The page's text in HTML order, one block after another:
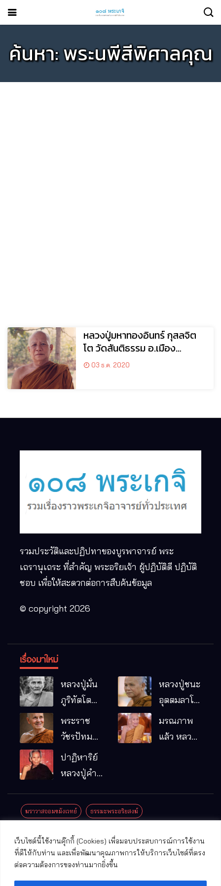
เว็บไซต์นี้ใช้งานคุ๊กกี้ (Cookies) เพื่อมอบประสบการณ์การใช้งาน
ที่ดีให้กับท่าน และเพื่อพัฒนาคุณภาพการให้บริการเว็บไซต์ที่ตรง
ต่อความต้องการของท่านมากยิ่งขึ้น
ค้นหา: พระนพีสีพิศาลคุณ
หลวงปู่มหาทองอินทร์ กุสลจิต
โต วัดสันติธรรม อ.เมือง
จ.เชียงใหม่
03 ธ.ค. 2020
รวมประวัติและปฏิปทาของบูรพาจารย์ พระ
เถรานุเถระ ที่สำคัญ พระอริยเจ้า ผู้ปฏิบัติดี ปฏิบัติ
ชอบ เพื่อให้สะดวกต่อการสืบค้นข้อมูล
© copyright 2026
เรื่องมาใหม่
หลวงปู่มั่น
ภูริทัตโต
พระอริยเจ้า
ผู้เป็นบิดา
รมฐาน
หลวงปู่ชนะ
อุตตมลาโภ
หมากอื๋อ
พระราช
วัชรปัทม
คุณ (หลวง
ปู่บัวเกตุ
แล้ว วัดป่า
อ.แม่ริม
จ.เชียงใหม่
มรณภาพ
แล้ว หลวง
ปาฏิหาริย์
หลวงปู่คำ
มณี
ฆราวาสจอมขมังเวทย์ ธรรมะพระอริยสงฆ์
ปาฏิหาริย์พระเครื่อง
พระพุทธรูปศักดิ์สิทธิ์ วัดที่สําคัญ